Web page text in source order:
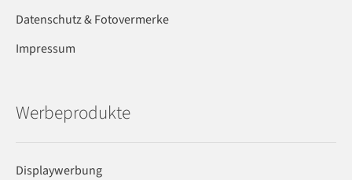
Datenschutz & Fotovermerke
Impressum
Werbeprodukte
Displaywerbung